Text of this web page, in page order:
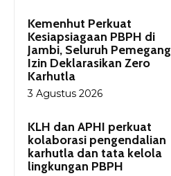
Kemenhut Perkuat
Kesiapsiagaan PBPH di
Jambi, Seluruh Pemegang
Izin Deklarasikan Zero
Karhutla
3 Agustus 2026
KLH dan APHI perkuat
kolaborasi pengendalian
karhutla dan tata kelola
lingkungan PBPH